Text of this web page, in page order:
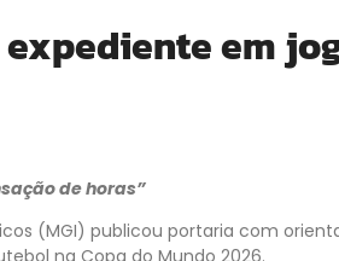
em
de horas”
(MGI) publicou portaria com
na Copa do Mundo 2026.